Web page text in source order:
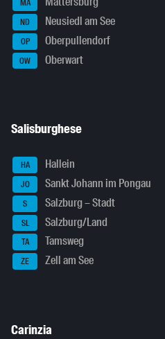
MA
ND Neusiedl am See
OP Oberpullendorf
OW Oberwart
Salisburghese
HA Hallein
JO Sankt Johann im Pongau
S Salzburg – Stadt
SL Salzburg/Land
TA Tamsweg
ZE Zell am See
Carinzia